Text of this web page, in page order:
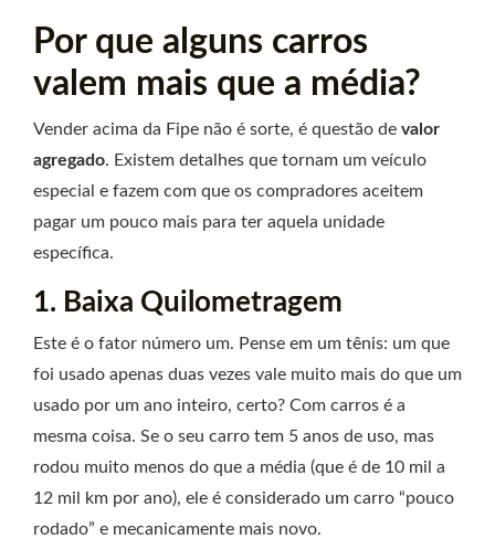
Por que alguns carros
valem mais que a média?
Vender acima da Fipe não é sorte, é questão de valor
agregado. Existem detalhes que tornam um veículo
especial e fazem com que os compradores aceitem
pagar um pouco mais para ter aquela unidade
específica.
1. Baixa Quilometragem
Este é o fator número um. Pense em um tênis: um que
foi usado apenas duas vezes vale muito mais do que um
usado por um ano inteiro, certo? Com carros é a
mesma coisa. Se o seu carro tem 5 anos de uso, mas
rodou muito menos do que a média (que é de 10 mil a
12 mil km por ano), ele é considerado um carro “pouco
rodado” e mecanicamente mais novo.